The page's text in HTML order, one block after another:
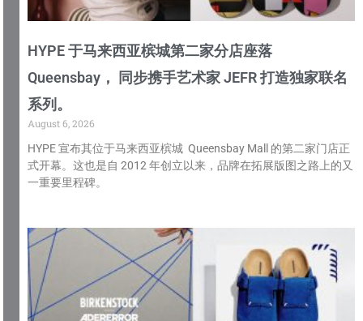
HYPE 于马来西亚槟城第二家分店座落
Queensbay， 同步携手艺术家 JEFR 打造独家联名
系列。
August 6, 2026
HYPE 宣布其位于马来西亚槟城 Queensbay Mall 的第二家门店正
式开幕。这也是自 2012 年创立以来，品牌在拓展版图之路上的又
一重要里程碑。